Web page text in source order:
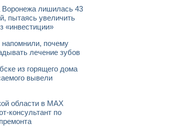
лишилась 43
пытаясь увеличить
«инвестиции»
почему
лечение зубов
из горящего дома
вывели
области в МАХ
консультант по